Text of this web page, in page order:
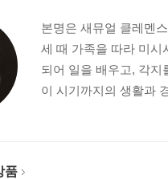
본명은 새뮤얼 클레멘
세 때 가족을 따라 미시
되어 일을 배우고, 각지
이 시기까지의 생활과
품